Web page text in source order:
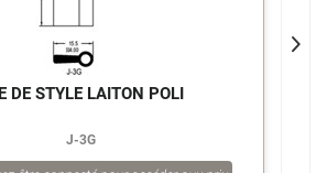
DE STYLE LAITON POLI
J-3G